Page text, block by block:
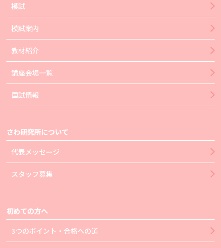
模試
模試案内
教材紹介
講座会場一覧
国試情報
さわ研究所について
代表メッセージ
スタッフ募集
初めての方へ
3つのポイント・合格への道